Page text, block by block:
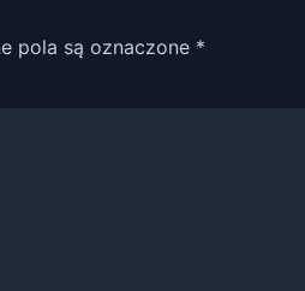
pola są oznaczone *